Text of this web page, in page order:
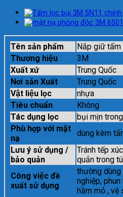
Tên sản phẩm
Nắp giữ tấm
Thương hiệu
3M
Xuất xứ
Trung Quốc
Nơi sản Xuất
Trung Quốc
Vật liệu lọc
nhựa
Tiêu chuẩn
Không
Tác dụng lọc
bụi mịn
Phù hợp với mặt
nạ
dùng kèm
Lưu ý sử dụng /
bảo quản
Tránh tếp
quản trong
Công việc đề
xuất sử dụng
thường
nghiệp,
hầm mỏ , vệ